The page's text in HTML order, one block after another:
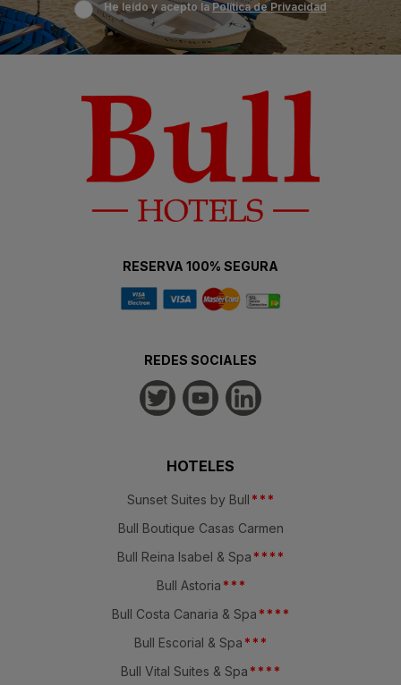
He leído y acepto laPolítica de Privacidad
RESERVA 100% SEGURA
REDES SOCIALES
HOTELES
Sunset Suites by Bull * * *
Bull Boutique Casas Carmen
Bull Reina Isabel & Spa * * * *
Bull Astoria * * *
Bull Costa Canaria & Spa * * * *
Bull Escorial & Spa * * *
Bull Vital Suites & Spa * * * *